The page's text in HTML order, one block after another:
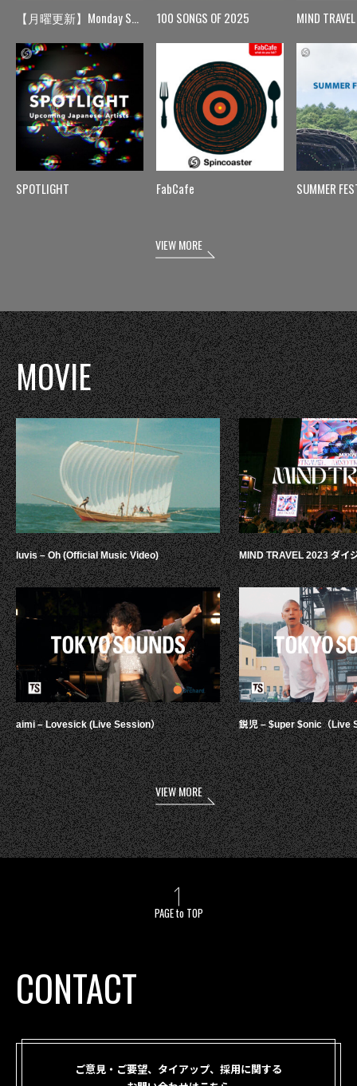
【月曜更新】Monday Spin
SPOTLIGHT
100 SONGS OF 2025
FabCafe
MIND TRAVEL
SUMMER
VIEW MORE
MOVIE
luvis – Oh (Official Music Video)
aimi – Lovesick (Live Session）
MIND TRAVEL 2023 ダイ
鋭児 – $uper $onic（Live
VIEW MORE
PAGE to TOP
CONTACT
ご意見・ご要望、タイアップ、採用に関する